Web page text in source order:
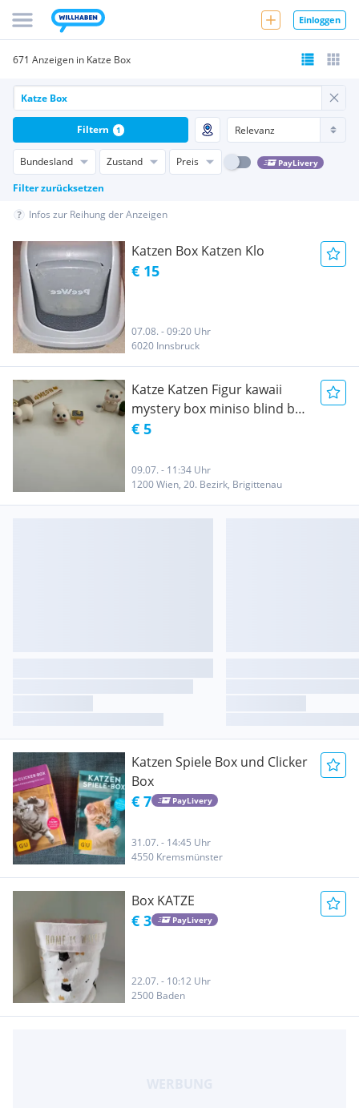
Einloggen
671 Anzeigen in Katze Box
Bundesland Zustand Preis PayLivery
Filter zurücksetzen
Filtern 1
Infos zur Reihung der Anzeigen
Katzen Box Katzen Klo
€ 15
07.08. - 09:20 Uhr
6020 Innsbruck
Katze Katzen Figur kawaii
mystery box miniso blind box
japan korea
€ 5
09.07. - 11:34 Uhr
1200 Wien, 20. Bezirk, Brigittenau
Katzen Spiele Box und Clicker
Box
€ 7 PayLivery
31.07. - 14:45 Uhr
4550 Kremsmünster
Box KATZE
€ 3 PayLivery
22.07. - 10:12 Uhr
2500 Baden